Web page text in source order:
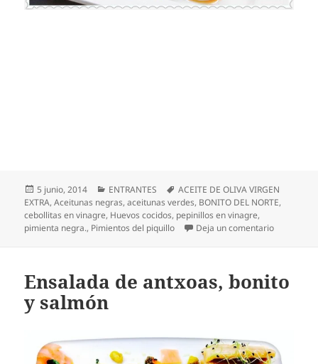
Publicado
el
5 junio, 2014 Categorías
ENTRANTES Etiquetas
ACEITE DE OLIVA VIRGEN
EXTRA,Aceitunas negras,aceitunas verdes, BONITO DEL NORTE,
cebollitas en vinagre, Huevos cocidos, pepinillos en vinagre,
pimienta negra., Pimientos del piquillo Deja un comentarioen
Ensalada de antxoas, bonito
y salmón